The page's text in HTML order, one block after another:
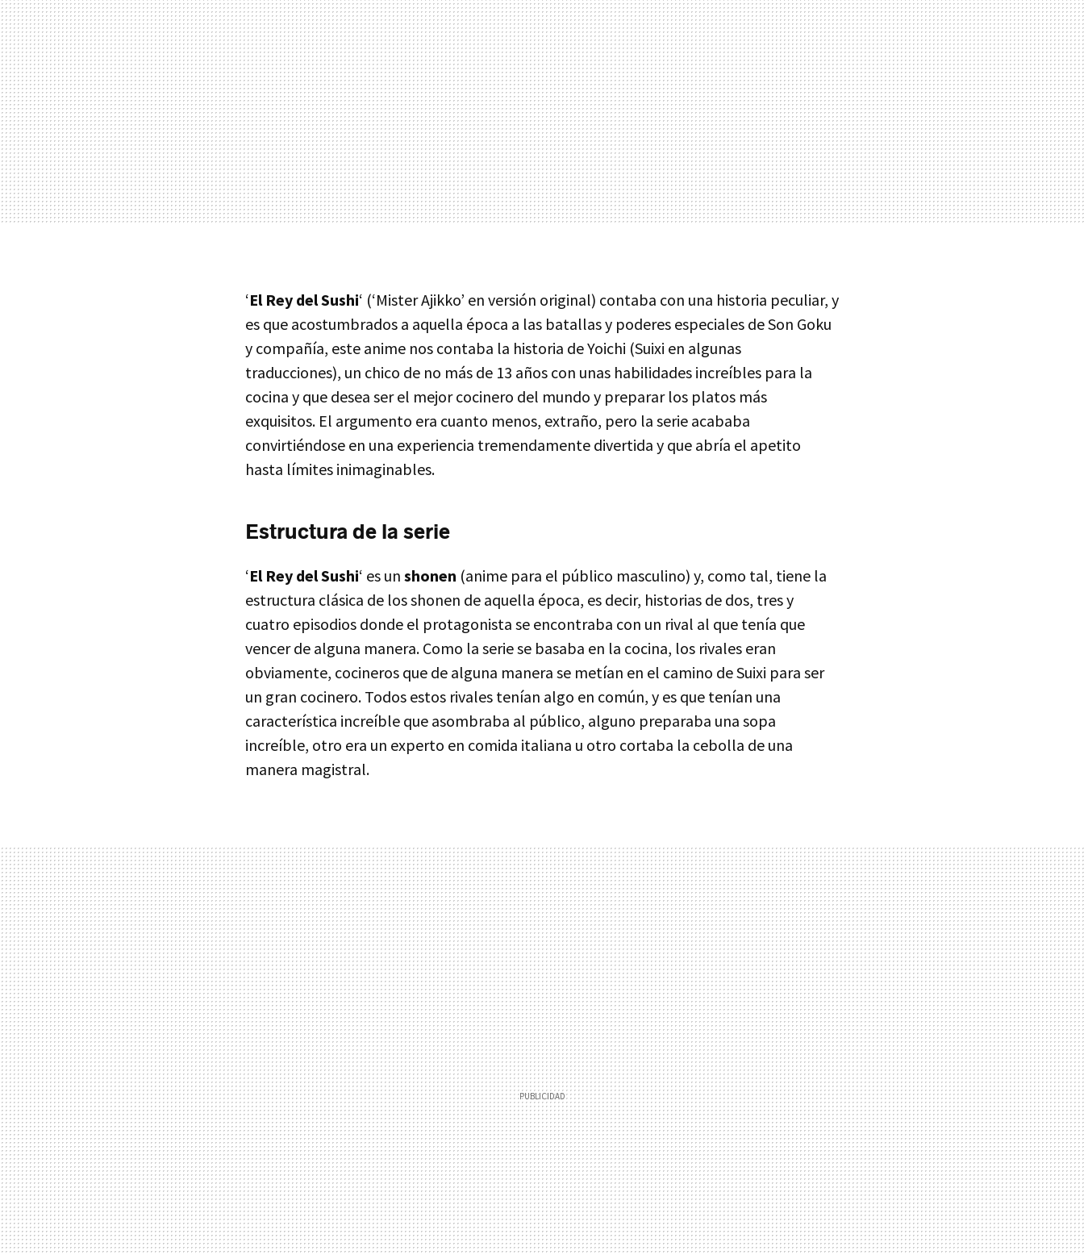
‘El Rey del Sushi‘ (‘Mister Ajikko’ en versión original) contaba con una historia peculiar, y
es que acostumbrados a aquella época a las batallas y poderes especiales de Son Goku
y compañía, este anime nos contaba la historia de Yoichi (Suixi en algunas
traducciones), un chico de no más de 13 años con unas habilidades increíbles para la
cocina y que desea ser el mejor cocinero del mundo y preparar los platos más
exquisitos. El argumento era cuanto menos, extraño, pero la serie acababa
convirtiéndose en una experiencia tremendamente divertida y que abría el apetito
hasta límites inimaginables.
Estructura de la serie
‘El Rey del Sushi‘ es un shonen (anime para el público masculino) y, como tal, tiene la
estructura clásica de los shonen de aquella época, es decir, historias de dos, tres y
cuatro episodios donde el protagonista se encontraba con un rival al que tenía que
vencer de alguna manera. Como la serie se basaba en la cocina, los rivales eran
obviamente, cocineros que de alguna manera se metían en el camino de Suixi para ser
un gran cocinero. Todos estos rivales tenían algo en común, y es que tenían una
característica increíble que asombraba al público, alguno preparaba una sopa
increíble, otro era un experto en comida italiana u otro cortaba la cebolla de una
manera magistral.